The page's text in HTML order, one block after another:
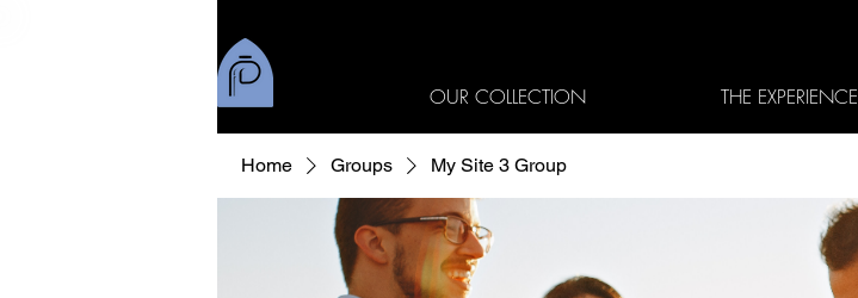
OUR COLLECTION THE EXPERIENCE
Home Groups My Site 3 Group